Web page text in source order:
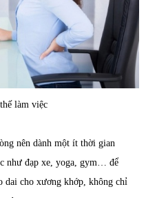
làm việc
nên dành một ít thời gian
như đạp xe, yoga, gym… để
dai cho xương khớp, không chỉ